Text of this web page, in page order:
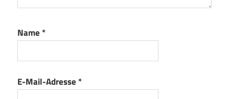
Name *
E-Mail-Adresse *